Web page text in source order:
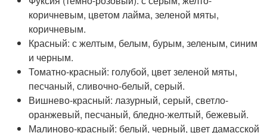
коричневым, цветом лайма, зеленой мяты,
коричневым.
Красный: с желтым, белым, бурым, зеленым, синим
и черным.
Томатно-красный: голубой, цвет зеленой мяты,
песчаный, сливочно-белый, серый.
Вишнево-красный: лазурный, серый, светло-
оранжевый, песчаный, бледно-желтый, бежевый.
Малиново-красный: белый, черный, цвет дамасской